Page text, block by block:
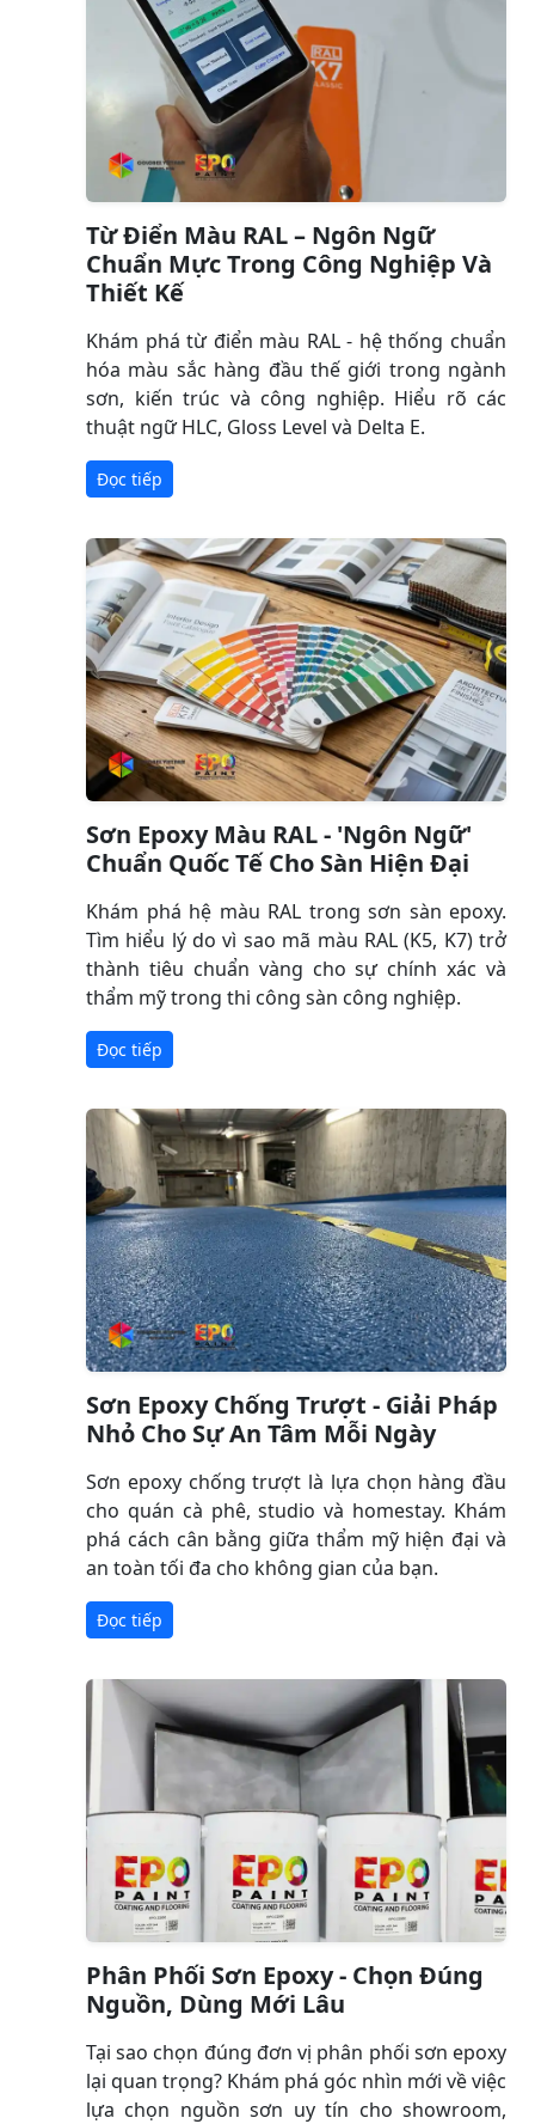
Từ Điển Màu RAL – Ngôn Ngữ
Chuẩn Mực Trong Công Nghiệp Và
Thiết Kế
Khám phá từ điển màu RAL - hệ thống chuẩn
hóa màu sắc hàng đầu thế giới trong ngành
sơn, kiến trúc và công nghiệp. Hiểu rõ các
thuật ngữ HLC, Gloss Level và Delta E.
Đọc tiếp
Sơn Epoxy Màu RAL - 'Ngôn Ngữ'
Chuẩn Quốc Tế Cho Sàn Hiện Đại
Khám phá hệ màu RAL trong sơn sàn epoxy.
Tìm hiểu lý do vì sao mã màu RAL (K5, K7) trở
thành tiêu chuẩn vàng cho sự chính xác và
thẩm mỹ trong thi công sàn công nghiệp.
Đọc tiếp
Sơn Epoxy Chống Trượt - Giải Pháp
Nhỏ Cho Sự An Tâm Mỗi Ngày
Sơn epoxy chống trượt là lựa chọn hàng đầu
cho quán cà phê, studio và homestay. Khám
phá cách cân bằng giữa thẩm mỹ hiện đại và
an toàn tối đa cho không gian của bạn.
Đọc tiếp
Phân Phối Sơn Epoxy - Chọn Đúng
Nguồn, Dùng Mới Lâu
Tại sao chọn đúng đơn vị phân phối sơn epoxy
lại quan trọng? Khám phá góc nhìn mới về việc
lựa chọn nguồn sơn uy tín cho showroom,